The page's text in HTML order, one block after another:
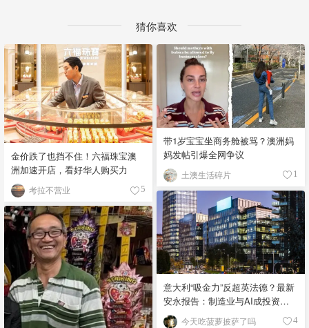
猜你喜欢
金价跌了也挡不住！六福珠宝澳
洲加速开店，看好华人购买力
考拉不营业 5
带1岁宝宝坐商务舱被骂？澳洲妈
妈发帖引爆全网争议
土澳生活碎片 1
意大利“吸金力”反超英法德？最新
安永报告：制造业与AI成投资新
宠！ 今天吃菠萝披萨了吗 4